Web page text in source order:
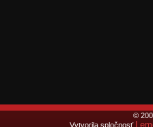
©
Vytvorila spločnosť